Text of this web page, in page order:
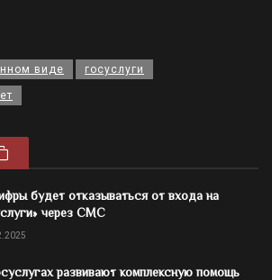
виде госуслуги
будет отказываться от входа на
через СМС
развивают комплексную помощь